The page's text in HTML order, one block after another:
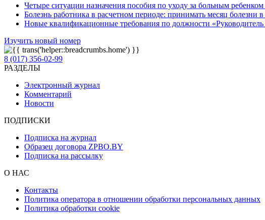
Четыре ситуации назначения пособия по уходу за больным
Болезнь работника в расчетном периоде: принимать месяц болезни
Новые квалификационные требования по должности
Изучить новый номер
8 (017) 356-02-99
РАЗДЕЛЫ
Электронный журнал
Комментарий
Новости
ПОДПИСКИ
Подписка на журнал
Образец договора ZPBO.BY
Подписка на рассылку
О НАС
Контакты
Политика оператора в отношении обработки персональных данных
Политика обработки cookie